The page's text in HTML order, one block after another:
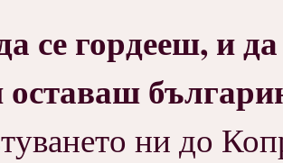
се гордееш, и
оставаш
ни до